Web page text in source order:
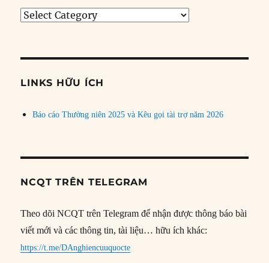
Tìm
đề
LINKS HỮU ÍCH
Báo cáo Thường niên 2025 và Kêu gọi tài trợ năm 2026
NCQT TRÊN TELEGRAM
Theo dõi NCQT trên Telegram để nhận được thông báo bài
viết mới và các thông tin, tài liệu… hữu ích khác:
https://t.me/DAnghiencuuquocte